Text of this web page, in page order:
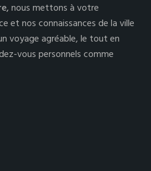
nous mettons à votre
et nos connaissances de la ville
voyage agréable, le tout en
vous personnels comme